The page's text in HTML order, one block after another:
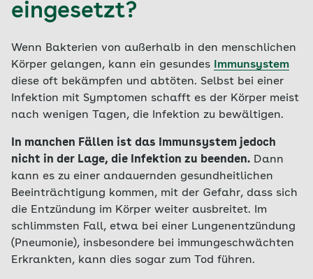
eingesetzt?
Wenn Bakterien von außerhalb in den menschlichen
Körper gelangen, kann ein gesundes
Immunsystem
diese oft bekämpfen und abtöten. Selbst bei einer
Infektion mit Symptomen schafft es der Körper meist
nach wenigen Tagen, die Infektion zu bewältigen.
In manchen Fällen ist das Immunsystem jedoch
nicht in der Lage, die Infektion zu beenden. Dann
kann es zu einer andauernden gesundheitlichen
Beeinträchtigung kommen, mit der Gefahr, dass sich
die Entzündung im Körper weiter ausbreitet. Im
schlimmsten Fall, etwa bei einer Lungenentzündung
(Pneumonie), insbesondere bei immungeschwächten
Erkrankten, kann dies sogar zum Tod führen.